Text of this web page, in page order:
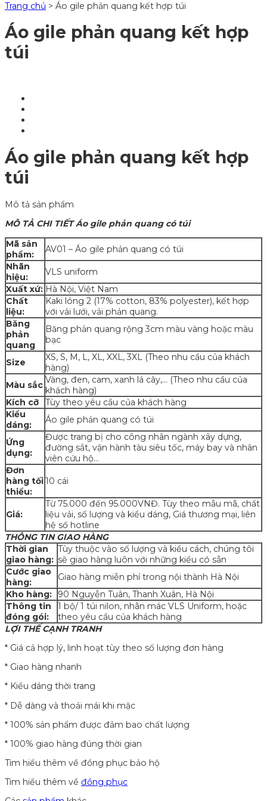
Trang chủ > Áo gile phản quang kết hợp túi
Áo gile phản quang kết hợp
túi
Áo gile phản quang kết hợp
túi
Mô tả sản phẩm
MÔ TẢ CHI TIẾT Áo gile phản quang có túi
Mã sản
phẩm:
AV01 – Áo gile phản quang có túi
Nhãn
hiệu:
VLS uniform
Xuất xứ: Hà Nội, Việt Nam
Chất
liệu:
Kaki lóng 2 (17% cotton, 83% polyester), kết hợp
với vải lưới, vải phản quang.
Băng
phản
quang
Băng phản quang rộng 3cm màu vàng hoặc màu
bạc
Size
XS, S, M, L, XL, XXL, 3XL (Theo nhu cầu của khách
hàng)
Màu sắc Vàng, đen, cam, xanh lá cây,… (Theo nhu cầu của
khách hàng)
Kích cỡ
Tùy theo yêu cầu của khách hàng
Kiểu
dáng:
Áo gile phản quang có túi
Ứng
dụng:
Được trang bị cho công nhân ngành xây dựng,
đường sắt, vận hành tàu siêu tốc, máy bay và nhân
viên cứu hộ…
Đơn
hàng tối
thiểu:
10 cái
Giá:
Từ 75.000 đến 95.000VNĐ. Tùy theo mẫu mã, chất
liệu vải, số lượng và kiểu dáng, Giá thương mại, liên
hệ số hotline
THÔNG TIN GIAO HÀNG
Thời gian
giao hàng:
Tùy thuộc vào số lượng và kiểu cách, chúng tôi
sẽ giao hàng luôn với những kiểu có sẵn
Cước giao
hàng:
Giao hàng miễn phí trong nội thành Hà Nội
Kho hàng:
90 Nguyễn Tuân, Thanh Xuân, Hà Nội
Thông tin
đóng gói:
1 bộ/ 1 túi nilon, nhãn mác VLS Uniform, hoặc
theo yêu cầu của khách hàng
LỢI THẾ CẠNH TRANH
* Giá cả hợp lý, linh hoạt tùy theo số lượng đơn hàng
* Giao hàng nhanh
* Kiểu dáng thời trang
* Dễ dàng và thoải mái khi mặc
* 100% sản phẩm được đảm bao chất lượng
* 100% giao hàng đúng thời gian
Tìm hiểu thêm về đồng phục bảo hộ
Tìm hiểu thêm về đồng phục